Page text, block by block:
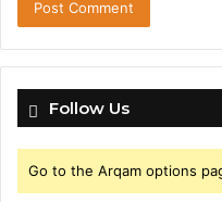
Follow Us
Go to the Arqam options